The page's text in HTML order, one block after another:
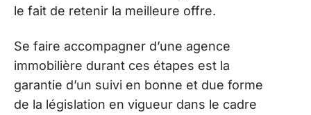
le fait de retenir la meilleure offre.
Se faire accompagner d’une agence
immobilière durant ces étapes est la
garantie d’un suivi en bonne et due forme
de la législation en vigueur dans le cadre